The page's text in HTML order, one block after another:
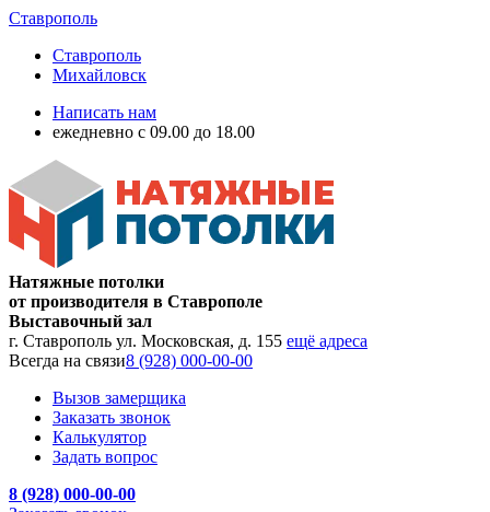
Ставрополь
Ставрополь
Михайловск
Написать нам
ежедневно с 09.00 до 18.00
Натяжные потолки
от производителя в Ставрополе
Выставочный зал
г. Ставрополь ул. Московская, д. 155 ещё адреса
Всегда на связи8 (928) 000-00-00
Вызов замерщика
Заказать звонок
Калькулятор
Задать вопрос
8 (928) 000-00-00